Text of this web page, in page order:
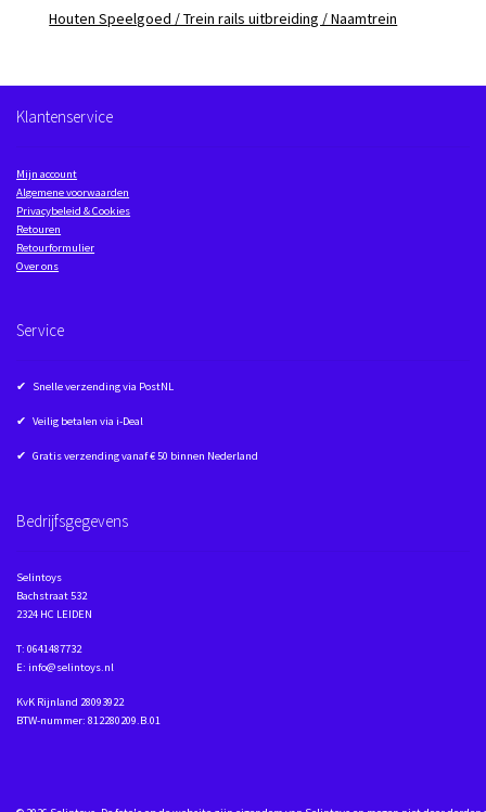
Houten Speelgoed / Trein rails uitbreiding / Naamtrein
Klantenservice
Mijn account
Algemene voorwaarden
Privacybeleid & Cookies
Retouren
Retourformulier
Over ons
Service
✔ Snelle verzending via PostNL
✔ Veilig betalen via i-Deal
✔ Gratis verzending vanaf € 50 binnen Nederland
Bedrijfsgegevens
Selintoys
Bachstraat 532
2324 HC LEIDEN
T: 0641487732
E: info@selintoys.nl
KvK Rijnland 28093922
BTW-nummer: 812280209.B.01